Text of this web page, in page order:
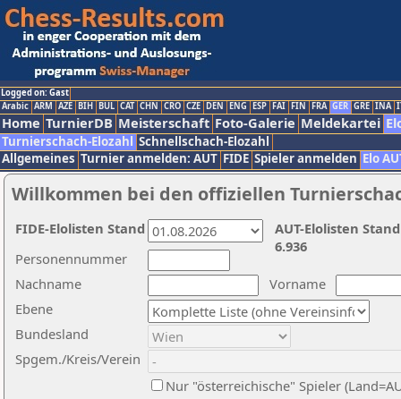
Logged on: Gast
Arabic ARM AZE BIH BUL CAT CHN CRO CZE DEN ENG ESP FAI FIN FRA GER GRE INA
Home TurnierDB Meisterschaft Foto-Galerie Meldekartei
Turnierschach-Elozahl Schnellschach-Elozahl
Allgemeines Turnier anmelden: AUT FIDE Spieler anmelden Elo
Willkommen bei den offiziellen
Nachname
Vorname
Ebene
Personennummer
Bundesland
Spgem./Kreis/Verein
Nur "österreichische" Spieler
AUT-Elolisten
6.936
FIDE-Elolisten Stand